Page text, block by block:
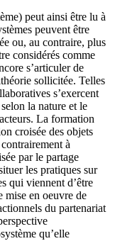
peut ainsi être lu à
peuvent être
ou, au contraire, plus
considérés comme
s’articuler de
sollicitée. Telles
s’exercent
la nature et le
La formation
croisée des objets
à
par le partage
les pratiques sur
qui viennent d’être
mise en oeuvre de
du partenariat
qu’elle